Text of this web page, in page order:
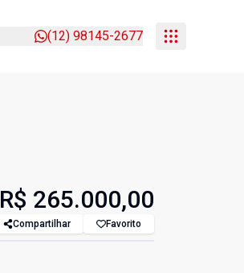
(12) 98145-2677
R$ 265.000,00
Compartilhar Favorito